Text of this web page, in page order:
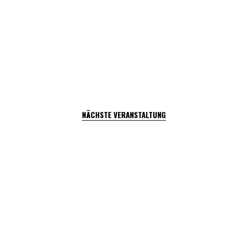
NÄCHSTE VERANSTALTUNG